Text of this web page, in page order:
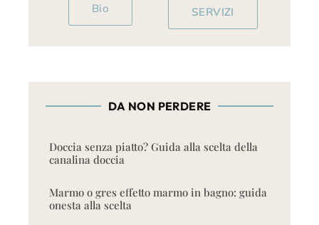
Bio SERVIZI
DA NON PERDERE
Doccia senza piatto? Guida alla scelta della
canalina doccia
Marmo o gres effetto marmo in bagno: guida
onesta alla scelta